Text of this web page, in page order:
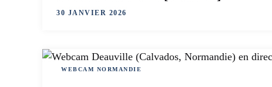
30 JANVIER 2026
WEBCAM NORMANDIE